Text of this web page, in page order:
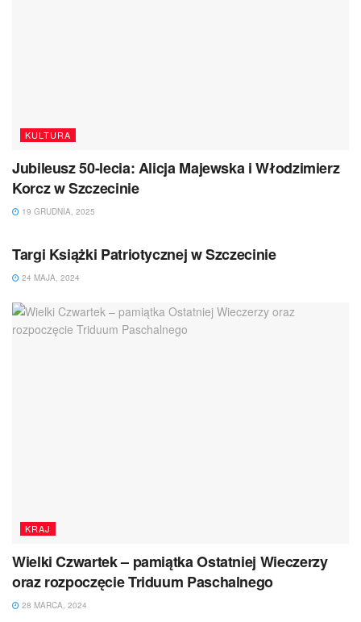
KULTURA
Jubileusz 50-lecia: Alicja Majewska i Włodzimierz
Korcz w Szczecinie
19 GRUDNIA, 2025
Targi Książki Patriotycznej w Szczecinie
24 MAJA, 2024
KRAJ
Wielki Czwartek – pamiątka Ostatniej Wieczerzy
oraz rozpoczęcie Triduum Paschalnego
28 MARCA, 2024